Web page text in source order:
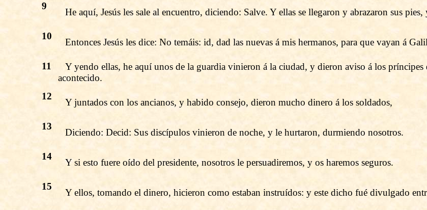
9
He aquí, Jesús les sale al encuentro, diciendo: Salve. Y ellas se llegaron y abrazaron sus
10
Entonces Jesús les dice: No temáis: id, dad las nuevas á mis hermanos, para que vayan á
11
Y yendo ellas, he aquí unos de la guardia vinieron á la ciudad, y dieron aviso á los príncipes
acontecido.
12
Y juntados con los ancianos, y habido consejo, dieron mucho dinero á los soldados,
13
Diciendo: Decid: Sus discípulos vinieron de noche, y le hurtaron, durmiendo nosotros.
14
Y si esto fuere oído del presidente, nosotros le persuadiremos, y os haremos seguros.
15
Y ellos, tomando el dinero, hicieron como estaban instruídos: y este dicho fué divulgado